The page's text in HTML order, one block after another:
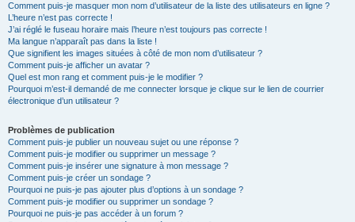
Comment puis-je masquer mon nom d’utilisateur de la liste des utilisateurs en ligne ?
L’heure n’est pas correcte !
J’ai réglé le fuseau horaire mais l’heure n’est toujours pas correcte !
Ma langue n’apparaît pas dans la liste !
Que signifient les images situées à côté de mon nom d’utilisateur ?
Comment puis-je afficher un avatar ?
Quel est mon rang et comment puis-je le modifier ?
Pourquoi m’est-il demandé de me connecter lorsque je clique sur le lien de courrier
électronique d’un utilisateur ?
Problèmes de publication
Comment puis-je publier un nouveau sujet ou une réponse ?
Comment puis-je modifier ou supprimer un message ?
Comment puis-je insérer une signature à mon message ?
Comment puis-je créer un sondage ?
Pourquoi ne puis-je pas ajouter plus d’options à un sondage ?
Comment puis-je modifier ou supprimer un sondage ?
Pourquoi ne puis-je pas accéder à un forum ?